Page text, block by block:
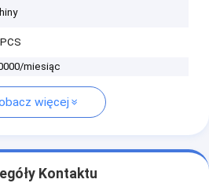
miesiąc
więcej
Kontaktu